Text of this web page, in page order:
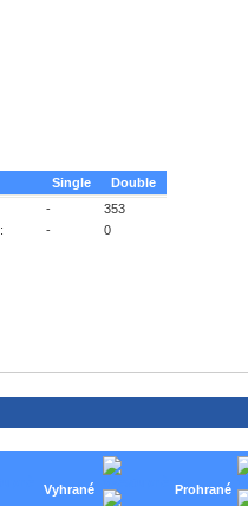
Single
Double
-
353
- 0
Vyhrané Prohrané